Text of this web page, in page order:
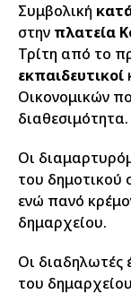
Συμβολική
στην πλατεία
Τρίτη από το
εκπαιδευτικοί
Οικονομικών
διαθεσιμότητα.
Οι
του δημοτικού
ενώ πανό
δημαρχείου.
Οι διαδηλωτές
του